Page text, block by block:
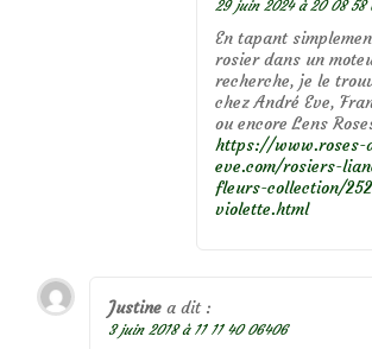
29 juin 2024 à 20 08 58
En tapant
rosier dans un
recherche, je le
chez André Eve,
ou encore Lens
https://www.roses-
eve.com/rosiers-
fleurs-collection/
violette.html
Justine a dit :
3 juin 2018 à 11 11 40 06406